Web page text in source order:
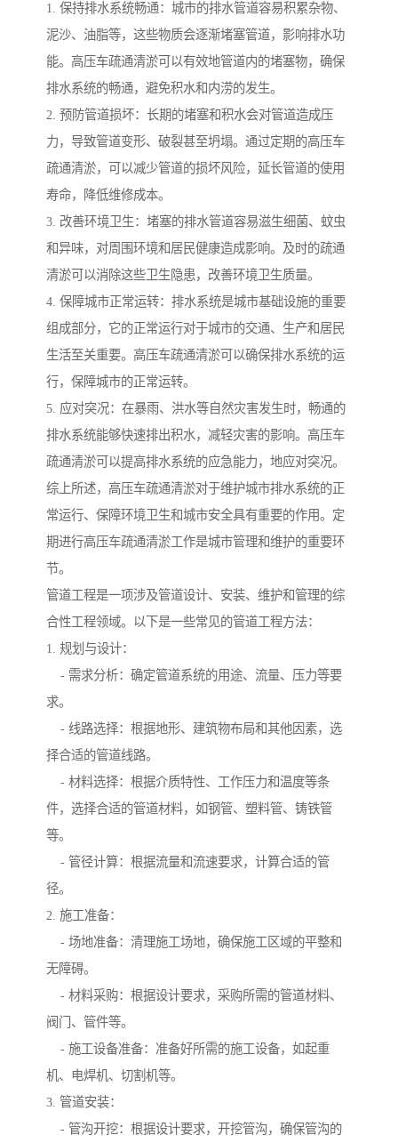
1. 保持排水系统畅通：城市的排水管道容易积累杂物、
泥沙、油脂等，这些物质会逐渐堵塞管道，影响排水功
能。高压车疏通清淤可以有效地管道内的堵塞物，确保
排水系统的畅通，避免积水和内涝的发生。
2. 预防管道损坏：长期的堵塞和积水会对管道造成压
力，导致管道变形、破裂甚至坍塌。通过定期的高压车
疏通清淤，可以减少管道的损坏风险，延长管道的使用
寿命，降低维修成本。
3. 改善环境卫生：堵塞的排水管道容易滋生细菌、蚊虫
和异味，对周围环境和居民健康造成影响。及时的疏通
清淤可以消除这些卫生隐患，改善环境卫生质量。
4. 保障城市正常运转：排水系统是城市基础设施的重要
组成部分，它的正常运行对于城市的交通、生产和居民
生活至关重要。高压车疏通清淤可以确保排水系统的运
行，保障城市的正常运转。
5. 应对突况：在暴雨、洪水等自然灾害发生时，畅通的
排水系统能够快速排出积水，减轻灾害的影响。高压车
疏通清淤可以提高排水系统的应急能力，地应对突况。
综上所述，高压车疏通清淤对于维护城市排水系统的正
常运行、保障环境卫生和城市安全具有重要的作用。定
期进行高压车疏通清淤工作是城市管理和维护的重要环
节。
管道工程是一项涉及管道设计、安装、维护和管理的综
合性工程领域。以下是一些常见的管道工程方法：
1. 规划与设计：
- 需求分析：确定管道系统的用途、流量、压力等要
求。
- 线路选择：根据地形、建筑物布局和其他因素，选
择合适的管道线路。
- 材料选择：根据介质特性、工作压力和温度等条
件，选择合适的管道材料，如钢管、塑料管、铸铁管
等。
- 管径计算：根据流量和流速要求，计算合适的管
径。
2. 施工准备：
- 场地准备：清理施工场地，确保施工区域的平整和
无障碍。
- 材料采购：根据设计要求，采购所需的管道材料、
阀门、管件等。
- 施工设备准备：准备好所需的施工设备，如起重
机、电焊机、切割机等。
3. 管道安装：
- 管沟开挖：根据设计要求，开挖管沟，确保管沟的